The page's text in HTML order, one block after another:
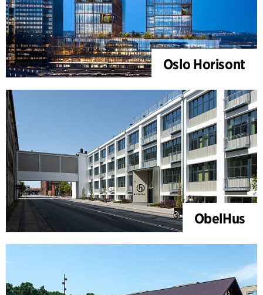
Oslo Horisont
ObelHus